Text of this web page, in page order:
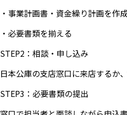
・事業計画書・資金繰り計画を作
・必要書類を揃える
STEP2：相談・申し込み
日本公庫の支店窓口に来店するか
STEP3：必要書類の提出